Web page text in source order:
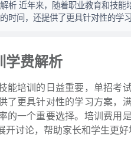
析 近年来，随着职业教育和技
时间，还提供了更具针对性的学
学费解析
能培训的日益重要，单招考
了更具针对性的学习方案，
的一个重要选择。培训费用
开讨论，帮助家长和学生更好